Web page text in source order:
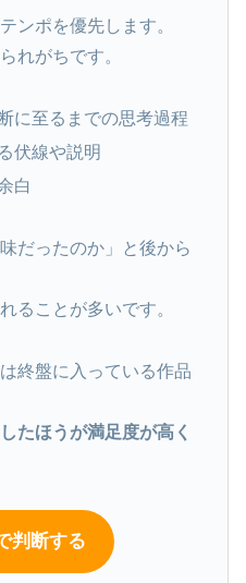
ンポを優先します。
れがちです。
に至るまでの思考過程
伏線や説明
白
だったのか」と後から
ることが多いです。
終盤に入っている作品
たほうが満足度が高く
判断する